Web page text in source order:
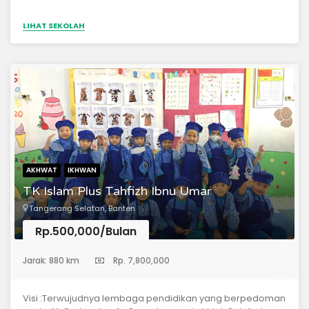
LIHAT SEKOLAH
AKHWAT IKHWAN
TK Islam Plus Tahfizh Ibnu Umar
Tangerang Selatan, Banten
Rp.500,000/Bulan
Jarak: 880 km Rp. 7,800,000
Visi :Terwujudnya lembaga pendidikan yang berpedoman